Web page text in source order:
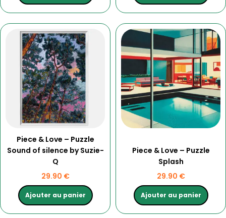
Piece & Love – Puzzle
Sound of silence by Suzie-
Q
29.90 €
Ajouter au panier
Piece & Love – Puzzle
Splash
29.90 €
Ajouter au panier